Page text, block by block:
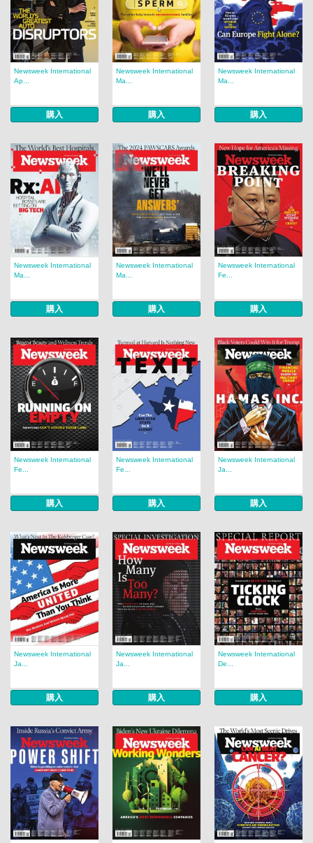
Newsweek International
Ap...
購入
Newsweek International
Ma...
購入
Newsweek International
Ma...
購入
Newsweek International
Ma...
購入
Newsweek International
Ma...
購入
Newsweek International
Fe...
購入
Newsweek International
Fe...
購入
Newsweek International
Fe...
購入
Newsweek International
Ja...
購入
Newsweek International
Ja...
購入
Newsweek International
Ja...
購入
Newsweek International
De...
購入